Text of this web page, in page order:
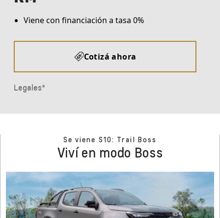
Se viene S10: Trail Boss
Viví en modo Boss